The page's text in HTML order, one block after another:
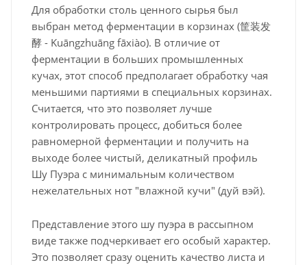
Для обработки столь ценного сырья был
выбран метод ферментации в корзинах (筐装发
酵 - Kuāngzhuāng fāxiào). В отличие от
ферментации в больших промышленных
кучах, этот способ предполагает обработку чая
меньшими партиями в специальных корзинах.
Считается, что это позволяет лучше
контролировать процесс, добиться более
равномерной ферментации и получить на
выходе более чистый, деликатный профиль
Шу Пуэра с минимальным количеством
нежелательных нот "влажной кучи" (дуй вэй).
Представление этого шу пуэра в рассыпном
виде также подчеркивает его особый характер.
Это позволяет сразу оценить качество листа и